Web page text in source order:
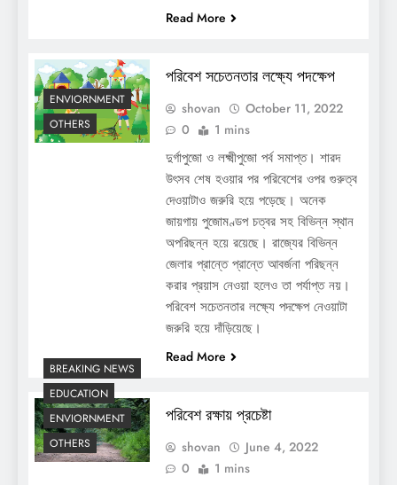
Read More
ENVIORNMENT
OTHERS
পরিবেশ সচেতনতার লক্ষ্যে পদক্ষেপ
shovan
October 11, 2022
0
1 mins
দুর্গাপুজো ও লক্ষ্মীপুজো পর্ব সমাপ্ত। শারদ
উৎসব শেষ হওয়ার পর পরিবেশের ওপর গুরুত্ব
দেওয়াটাও জরুরি হয়ে পড়েছে। অনেক
জায়গায় পুজোমণ্ডপ চত্বর সহ বিভিন্ন স্থান
অপরিছন্ন হয়ে রয়েছে। রাজ্যের বিভিন্ন
জেলার প্রান্তে প্রান্তে আবর্জনা পরিছন্ন
করার প্রয়াস নেওয়া হলেও তা পর্যাপ্ত নয়।
পরিবেশ সচেতনতার লক্ষ্যে পদক্ষেপ নেওয়াটা
জরুরি হয়ে দাঁড়িয়েছে।
Read More
BREAKING NEWS
EDUCATION
ENVIORNMENT
OTHERS
পরিবেশ রক্ষায় প্রচেষ্টা
shovan
June 4, 2022
0
1 mins